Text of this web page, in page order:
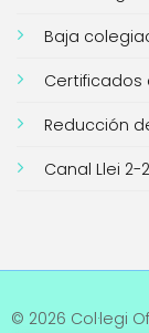
Baja
Certificados
Reducción
Canal Llei 2-
© 2026 Col·legi